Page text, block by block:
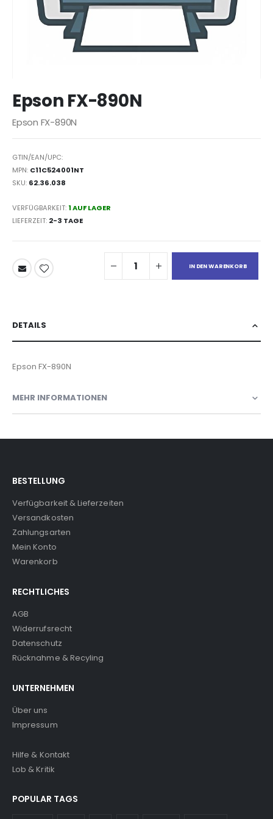
Anfang
der
Bildergalerie
springen
Epson FX-890N
Epson FX-890N
GTIN/EAN/UPC:
MPN: C11C524001NT
SKU: 62.36.038
VERFÜGBARKEIT:1 AUF LAGER
LIEFERZEIT 2-3 TAGE
IN DEN WARENKORB
DETAILS
Epson FX-890N
MEHR INFORMATIONEN
BESTELLUNG
Verfügbarkeit & Lieferzeiten
Versandkosten
Zahlungsarten
Mein Konto
Warenkorb
RECHTLICHES
AGB
Widerrufsrecht
Datenschutz
Rücknahme & Recyling
UNTERNEHMEN
Über uns
Impressum
Hilfe & Kontakt
Lob & Kritik
POPULAR TAGS